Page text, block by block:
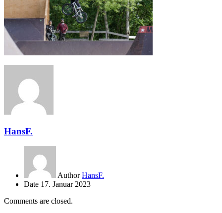
HansF.
Author HansF.
Date 17. Januar 2023
Comments are closed.